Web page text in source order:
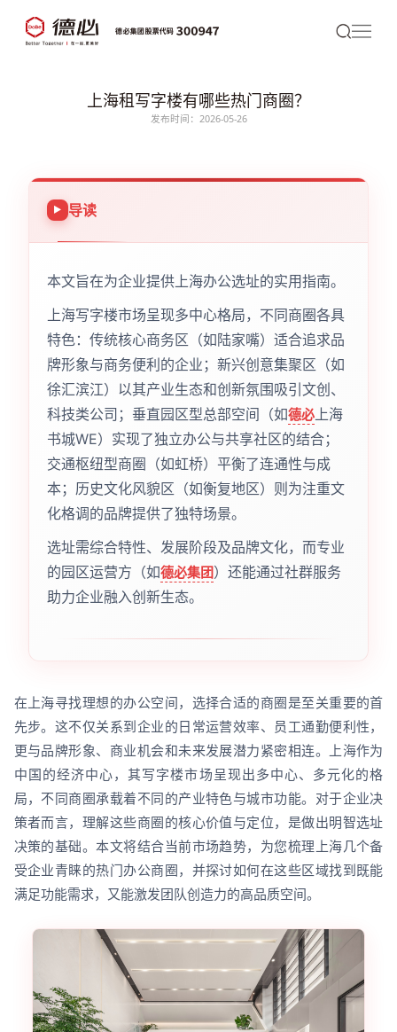
上海租写字楼有哪些热门商圈？
发布时间：2026-05-26
导读
本文旨在为企业提供上海办公选址的实用指南。
上海写字楼市场呈现多中心格局，不同商圈各具
特色：传统核心商务区（如陆家嘴）适合追求品
牌形象与商务便利的企业；新兴创意集聚区（如
徐汇滨江）以其产业生态和创新氛围吸引文创、
科技类公司；垂直园区型总部空间（如德必上海
书城WE）实现了独立办公与共享社区的结合；
交通枢纽型商圈（如虹桥）平衡了连通性与成
本；历史文化风貌区（如衡复地区）则为注重文
化格调的品牌提供了独特场景。
选址需综合特性、发展阶段及品牌文化，而专业
的园区运营方（如德必集团）还能通过社群服务
助力企业融入创新生态。
在上海寻找理想的办公空间，选择合适的商圈是至关重要的首
先步。这不仅关系到企业的日常运营效率、员工通勤便利性，
更与品牌形象、商业机会和未来发展潜力紧密相连。上海作为
中国的经济中心，其写字楼市场呈现出多中心、多元化的格
局，不同商圈承载着不同的产业特色与城市功能。对于企业决
策者而言，理解这些商圈的核心价值与定位，是做出明智选址
决策的基础。本文将结合当前市场趋势，为您梳理上海几个备
受企业青睐的热门办公商圈，并探讨如何在这些区域找到既能
满足功能需求，又能激发团队创造力的高品质空间。